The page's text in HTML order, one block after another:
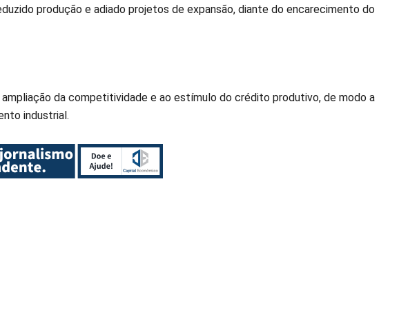
produção e adiado projetos de expansão, diante do encarecimento do
da competitividade e ao estímulo do crédito produtivo, de modo a
industrial.